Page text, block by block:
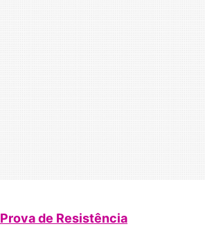
de Resistência